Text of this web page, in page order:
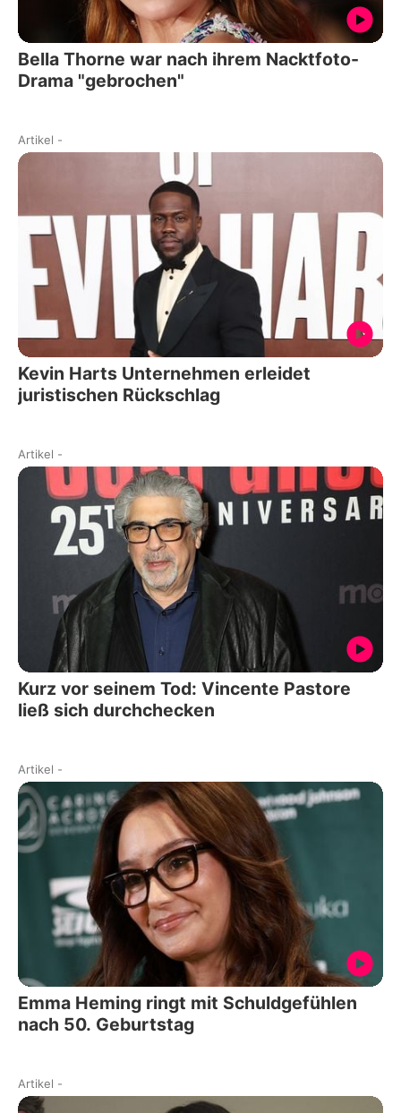
Bella Thorne war nach ihrem Nacktfoto-
Drama "gebrochen"
Artikel -
Kevin Harts Unternehmen erleidet
juristischen Rückschlag
Artikel -
Kurz vor seinem Tod: Vincente Pastore
ließ sich durchchecken
Artikel -
Emma Heming ringt mit Schuldgefühlen
nach 50. Geburtstag
Artikel -